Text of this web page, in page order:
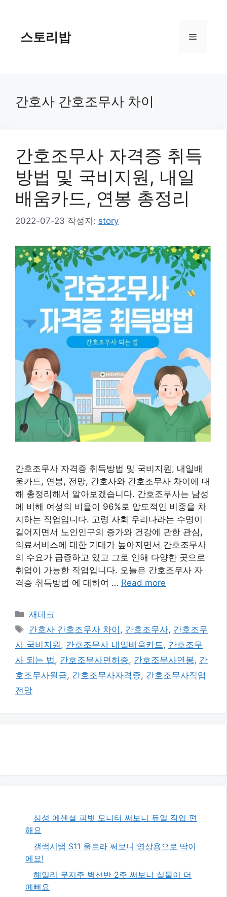
스토리밥 메
간호사 간호조무사 차이
간호조무사 자격증 취득
방법 및 국비지원, 내일
배움카드, 연봉 총정리
2022-07-23 작성자: story
간호조무사 자격증 취득방법 및 국비지원, 내일배
움카드, 연봉, 전망, 간호사와 간호조무사 차이에 대
해 총정리해서 알아보겠습니다. 간호조무사는 남성
에 비해 여성의 비율이 96%로 압도적인 비중을 차
지하는 직업입니다. 고령 사회 우리나라는 수명이
길어지면서 노인인구의 증가와 건강에 관한 관심,
의료서비스에 대한 기대가 높아지면서 간호조무사
의 수요가 급증하고 있고 그로 인해 다양한 곳으로
취업이 가능한 직업입니다. 오늘은 간호조무사 자
격증 취득방법 에 대하여 … Read more
카
테
리
재테크
태
그
간호사 간호조무사 차이 , 간호조무사, 간호조무
사 국비지원 , 간호조무사 내일배움카드 , 간호조무
사 되는 법 , 간호조무사면허증, 간호조무사연봉, 간
호조무사월급, 간호조무사자격증, 간호조무사직업
전망
삼성 에센셜 피벗 모니터 써보니 듀얼 작업 편
해요
갤럭시탭 S11 울트라 써보니 영상용으로 딱이
에요!
헤일리 무지주 벽선반 2주 써보니 실물이 더
예뻐요